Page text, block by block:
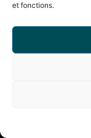
et fonctions.